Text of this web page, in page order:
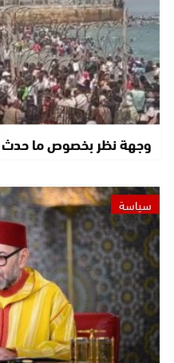
وجهة نظر بخصوص ما حدث
سياسة